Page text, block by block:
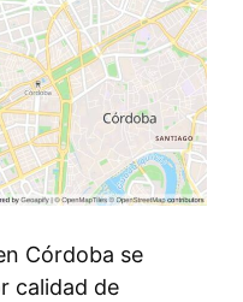
Córdoba se
calidad de